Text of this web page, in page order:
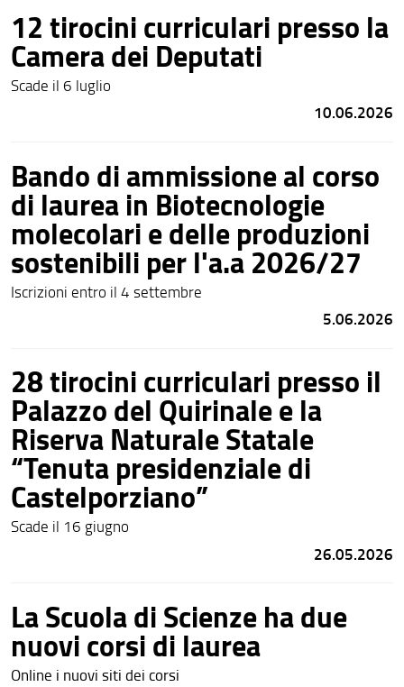
12 tirocini curriculari presso la
Camera dei Deputati
10.06.2026
Bando di ammissione al corso
di laurea in Biotecnologie
molecolari e delle produzioni
sostenibili per l'a.a 2026/27
Iscrizioni entro il 4 settembre
5.06.2026
28 tirocini curriculari presso il
Palazzo del Quirinale e la
Riserva Naturale Statale
“Tenuta presidenziale di
Castelporziano”
Scade il 16 giugno
26.05.2026
La Scuola di Scienze ha due
nuovi corsi di laurea
Online i nuovi siti dei corsi